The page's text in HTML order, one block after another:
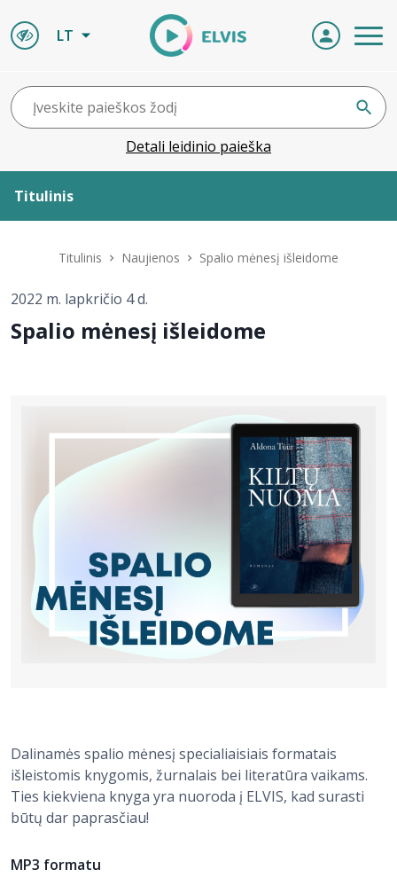
LT
Detali leidinio paieška
Titulinis
Leidiniai
ELVIS atvyksta
Bibliotekoms
D.U.K.
+370 667 80 541
info@elvislab.lt
Titulinis Naujienos Spalio mėnesį išleidome
2022 m. lapkričio 4 d.
Spalio mėnesį išleidome
Dalinamės spalio mėnesį specialiaisiais formatais
išleistomis knygomis, žurnalais bei literatūra vaikams.
Ties kiekviena knyga yra nuoroda į ELVIS, kad surasti
būtų dar paprasčiau!
MP3 formatu